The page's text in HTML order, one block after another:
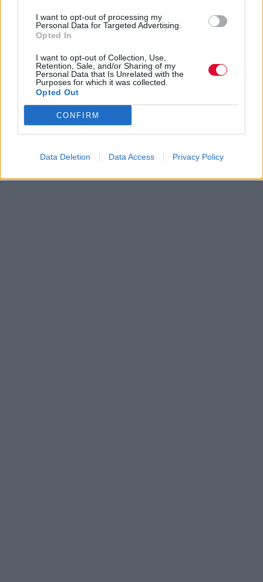
I want to opt-out of processing my
Personal Data for Targeted Advertising.
Opted In
I want to opt-out of Collection, Use,
Retention, Sale, and/or Sharing of my
Personal Data that Is Unrelated with the
Purposes for which it was collected.
Opted Out
CONFIRM
Data Deletion Data Access Privacy Policy